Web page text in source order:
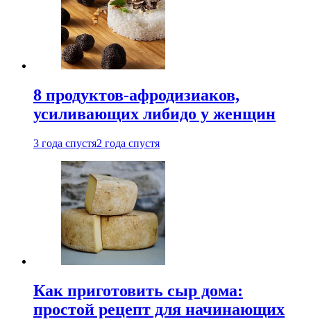
8 продуктов-афродизиаков,
усиливающих либидо у женщин
3 года спустя2 года спустя
Как приготовить сыр дома:
простой рецепт для начинающих